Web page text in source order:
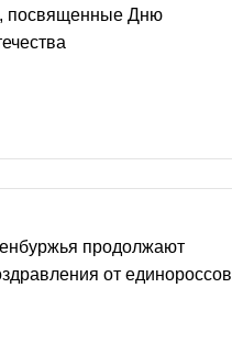
посвященные Дню
продолжают
от единороссов